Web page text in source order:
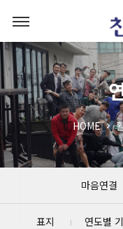
HOME
마음연결
표지 연도별